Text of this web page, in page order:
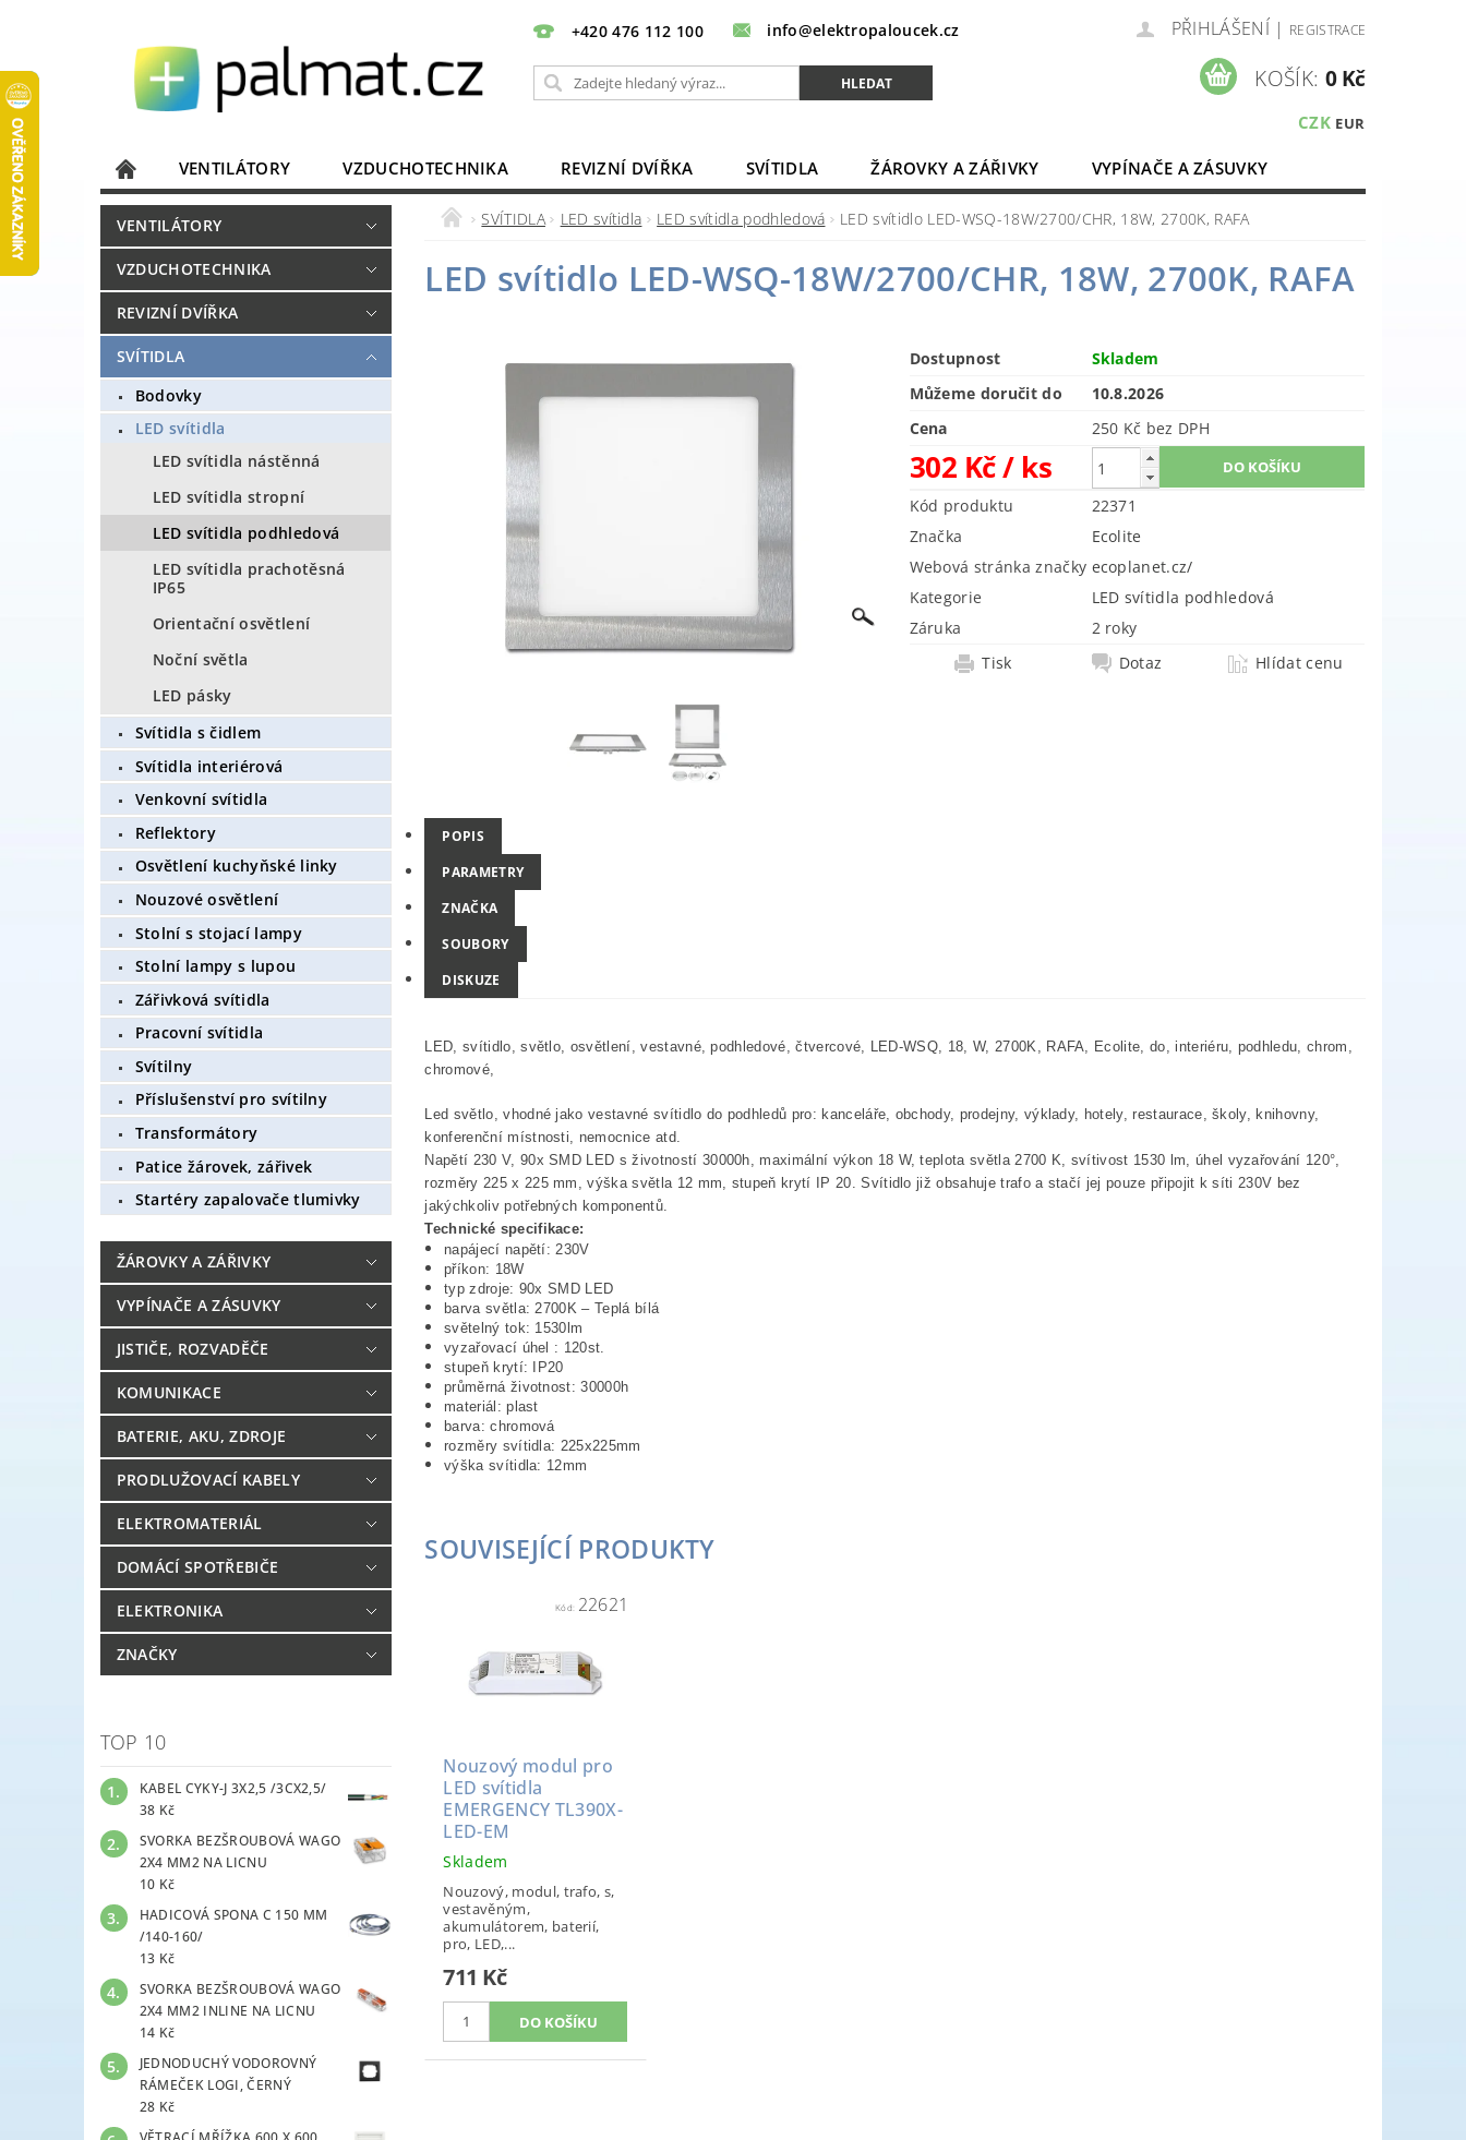
+420 476 112 100 info@elektropaloucek.cz PŘIHLÁŠENÍ | REGISTRACE
CZK EUR
KOŠÍK: 0 Kč
VENTILÁTORY VZDUCHOTECHNIKA REVIZNÍ DVÍŘKA SVÍTIDLA ŽÁROVKY A ZÁŘIVKY
VYPÍNAČE A ZÁSUVKY
JISTIČE, ROZVADĚČE
KOMUNIKACE
DOMÁCÍ SPOTŘEBIČE
ELEKTRONIKA
VENTILÁTORY
VZDUCHOTECHNIKA
REVIZNÍ DVÍŘKA
SVÍTIDLA
Bodovky
LED svítidla
LED svítidla nástěnná
LED svítidla stropní
LED svítidla podhledová
LED svítidla prachotěsná
IP65
Orientační osvětlení
Noční světla
LED pásky
Svítidla s čidlem
Svítidla interiérová
Venkovní svítidla
Reflektory
Osvětlení kuchyňské linky
Nouzové osvětlení
Stolní s stojací lampy
Stolní lampy s lupou
Zářivková svítidla
Pracovní svítidla
Svítilny
Příslušenství pro svítilny
Transformátory
Patice žárovek, zářivek
Startéry zapalovače tlumivky
ŽÁROVKY A ZÁŘIVKY
VYPÍNAČE A ZÁSUVKY
JISTIČE, ROZVADĚČE
KOMUNIKACE
BATERIE, AKU, ZDROJE
PRODLUŽOVACÍ KABELY
ELEKTROMATERIÁL
DOMÁCÍ SPOTŘEBIČE
ELEKTRONIKA
ZNAČKY
TOP 10
KABEL CYKY-J 3X2,5 /3CX2,5/
38 Kč
SVORKA BEZŠROUBOVÁ WAGO
2X4 MM2 NA LICNU
10 Kč
HADICOVÁ SPONA C 150 MM
/140-160/
13 Kč
SVORKA BEZŠROUBOVÁ WAGO
2X4 MM2 INLINE NA LICNU
14 Kč
JEDNODUCHÝ VODOROVNÝ
RÁMEČEK LOGI, ČERNÝ
28 Kč
SVÍTIDLA LED svítidla LED svítidla podhledová LED svítidlo LED-WSQ-18W/2700/CHR, 18W, 2700K, RAFA
LED svítidlo LED-WSQ-18W/2700/CHR, 18W, 2700K, RAFA
Dostupnost
Skladem
Můžeme doručit do
10.8.2026
Cena
250 Kč bez DPH
302 Kč/ ks
Kód produktu
22371
Značka
Ecolite
Webová stránka značky ecoplanet.cz/
Kategorie
LED svítidla podhledová
Záruka
2 roky
Tisk
Dotaz Hlídat cenu
POPIS
PARAMETRY
ZNAČKA
SOUBORY
DISKUZE
LED, svítidlo, světlo, osvětlení, vestavné, podhledové, čtvercové, LED-WSQ, 18, W, 2700K, RAFA, Ecolite, do, interiéru, podhledu, chrom,
chromové,
Led světlo, vhodné jako vestavné svítidlo do podhledů pro: kanceláře, obchody, prodejny, výklady, hotely, restaurace, školy, knihovny,
konferenční místnosti, nemocnice atd.
Napětí 230 V, 90x SMD LED s životností 30000h, maximální výkon 18 W, teplota světla 2700 K, svítivost 1530 lm, úhel vyzařování 120°,
rozměry 225 x 225 mm, výška světla 12 mm, stupeň krytí IP 20. Svítidlo již obsahuje trafo a stačí jej pouze připojit k síti 230V bez
jakýchkoliv potřebných komponentů.
Technické specifikace:
napájecí napětí: 230V
příkon: 18W
typ zdroje: 90x SMD LED
barva světla: 2700K – Teplá bílá
světelný tok: 1530lm
vyzařovací úhel : 120st.
stupeň krytí: IP20
průměrná životnost: 30000h
materiál: plast
barva: chromová
rozměry svítidla: 225x225mm
výška svítidla: 12mm
SOUVISEJÍCÍ PRODUKTY
Kód: 22621
Nouzový modul pro
LED svítidla
EMERGENCY TL390X-
LED-EM
Skladem
Nouzový, modul, trafo, s,
vestavěným,
akumulátorem, baterií,
pro, LED,...
711 Kč